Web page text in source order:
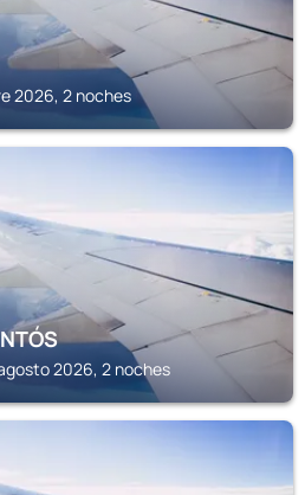
2026, 2 noches
2026, 2 noches